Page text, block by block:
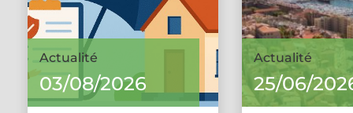
Actualité
03/08/2026
Actualité
25/06/